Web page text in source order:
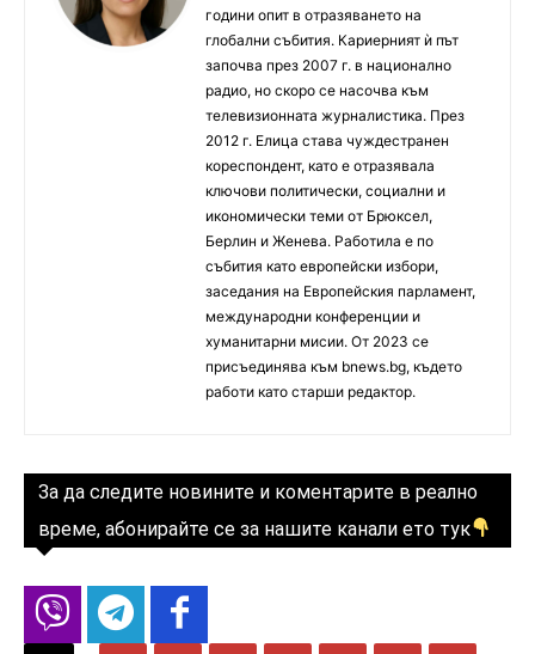
години опит в отразяването на
глобални събития. Кариерният ѝ път
започва през 2007 г. в национално
радио, но скоро се насочва към
телевизионната журналистика. През
2012 г. Елица става чуждестранен
кореспондент, като е отразявала
ключови политически, социални и
икономически теми от Брюксел,
Берлин и Женева. Работила е по
събития като европейски избори,
заседания на Европейския парламент,
международни конференции и
хуманитарни мисии. От 2023 се
присъединява към bnews.bg, където
работи като старши редактор.
За да следите новините и коментарите в реално
време, абонирайте се за нашите канали ето тук